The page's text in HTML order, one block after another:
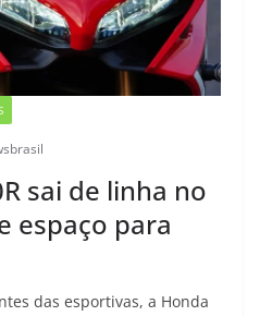
sai de linha no
espaço para
das esportivas, a Honda